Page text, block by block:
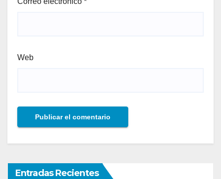
Web
Entradas Recientes